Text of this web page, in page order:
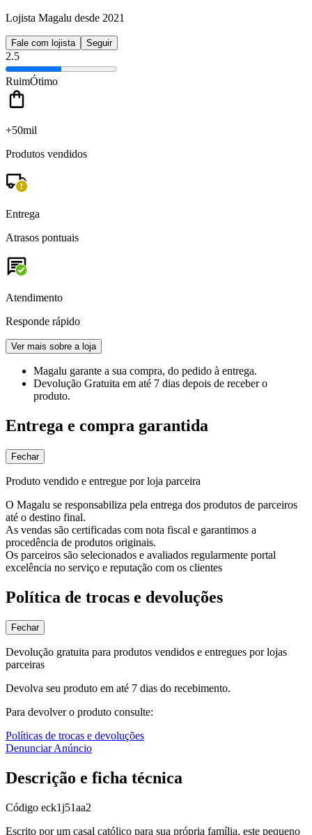
Lojista Magalu desde 2021
Fale com lojista Seguir
2.5
RuimÓtimo
+50mil
Produtos vendidos
Entrega
Atrasos pontuais
Atendimento
Responde rápido
Ver mais sobre a loja
Magalu garante a sua compra, do pedido à entrega.
Devolução Gratuita em até 7 dias depois de receber o
produto.
Entrega e compra garantida
Fechar
Produto vendido e entregue por loja parceira
O Magalu se responsabiliza pela entrega dos produtos de parceiros
até o destino final.
As vendas são certificadas com nota fiscal e garantimos a
procedência de produtos originais.
Os parceiros são selecionados e avaliados regularmente portal
excelência no serviço e reputação com os clientes
Política de trocas e devoluções
Fechar
Devolução gratuita para produtos vendidos e entregues por lojas
parceiras
Devolva seu produto em até 7 dias do recebimento.
Para devolver o produto consulte:
Políticas de trocas e devoluções
Denunciar Anúncio
Descrição e ficha técnica
Código eck1j51aa2
Escrito por um casal católico para sua própria família, este pequeno